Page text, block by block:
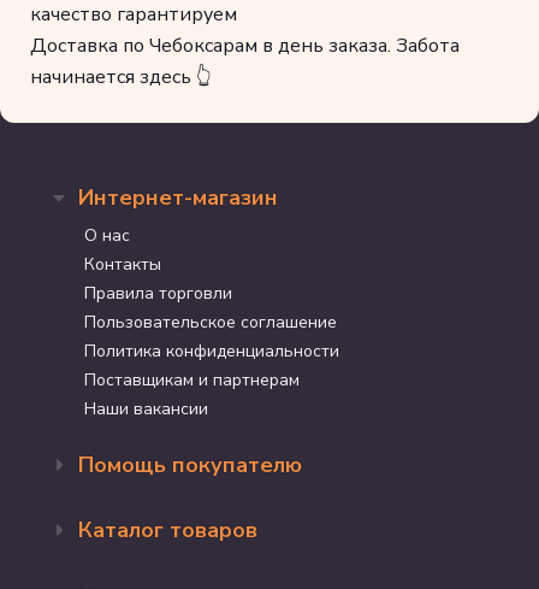
качество гарантируем
Доставка по Чебоксарам в день заказа. Забота
начинается здесь 👆
Интернет-магазин
О нас
Контакты
Правила торговли
Пользовательское соглашение
Политика конфиденциальности
Поставщикам и партнерам
Наши вакансии
Помощь покупателю
Доставка и оплата
Каталог товаров